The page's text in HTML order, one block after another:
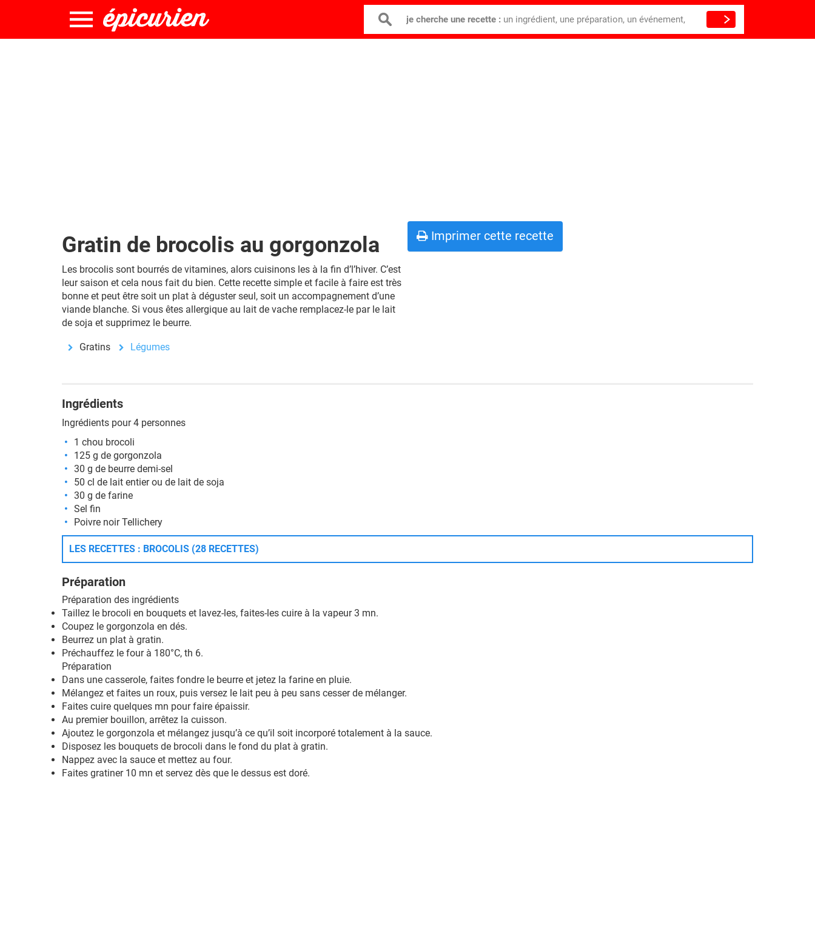
je cherche une recette : un ingrédient, une préparation, un événement,
Gratin de brocolis au gorgonzola
Les brocolis sont bourrés de vitamines, alors cuisinons les à la fin d’l’hiver. C’est
leur saison et cela nous fait du bien. Cette recette simple et facile à faire est très
bonne et peut être soit un plat à déguster seul, soit un accompagnement d’une
viande blanche. Si vous êtes allergique au lait de vache remplacez-le par le lait
de soja et supprimez le beurre.
Gratins Légumes
Imprimer cette recette
Ingrédients
Ingrédients pour 4 personnes
1 chou brocoli
125 g de gorgonzola
30 g de beurre demi-sel
50 cl de lait entier ou de lait de soja
30 g de farine
Sel fin
Poivre noir Tellichery
LES RECETTES : BROCOLIS (28 RECETTES)
Préparation
Préparation des ingrédients
Taillez le brocoli en bouquets et lavez-les, faites-les cuire à la vapeur 3 mn.
Coupez le gorgonzola en dés.
Beurrez un plat à gratin.
Préchauffez le four à 180°C, th 6.
Préparation
Dans une casserole, faites fondre le beurre et jetez la farine en pluie.
Mélangez et faites un roux, puis versez le lait peu à peu sans cesser de mélanger.
Faites cuire quelques mn pour faire épaissir.
Au premier bouillon, arrêtez la cuisson.
Ajoutez le gorgonzola et mélangez jusqu’à ce qu’il soit incorporé totalement à la sauce.
Disposez les bouquets de brocoli dans le fond du plat à gratin.
Nappez avec la sauce et mettez au four.
Faites gratiner 10 mn et servez dès que le dessus est doré.